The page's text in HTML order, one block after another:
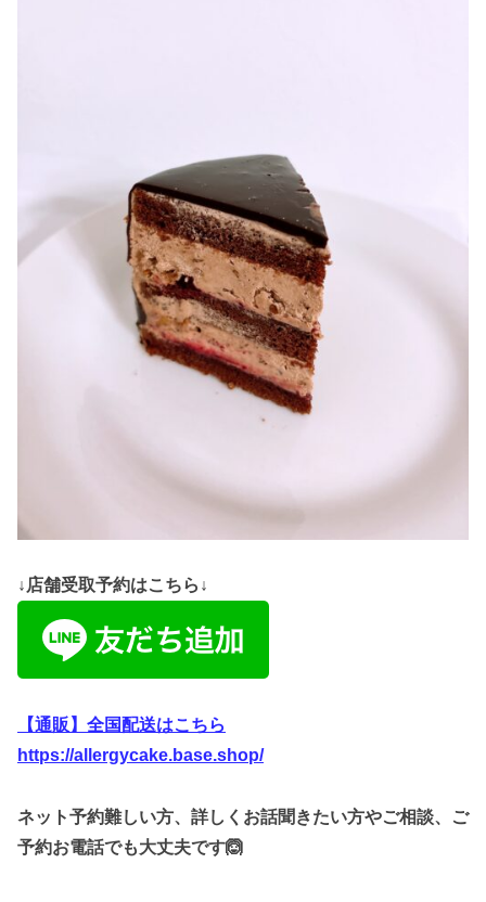
↓店舗受取予約はこちら↓
【通販】全国配送はこちら
https://allergycake.base.shop/
ネット予約難しい方、詳しくお話聞きたい方やご相談、ご
予約お電話でも大丈夫です🙆